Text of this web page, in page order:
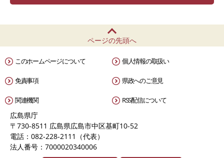
ページの先頭へ
このホームページについて 個人情報の取扱い
免責事項 県政へのご意見
関連機関 RSS配信について
広島県庁
〒730-8511 広島県広島市中区基町10-52
電話：082-228-2111（代表）
法人番号：7000020340006